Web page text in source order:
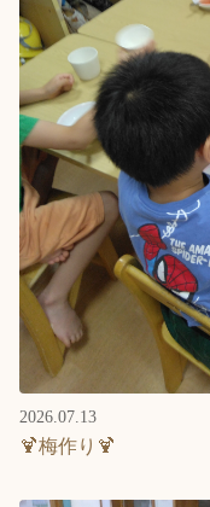
2026.07.13
🍹梅作り🍹